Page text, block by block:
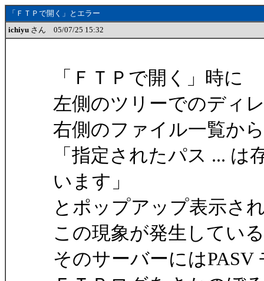
「ＦＴＰで開く」とエラー
ichiyu さん 05/07/25 15:32
「ＦＴＰで開く」時に
左側のツリーでのディ
右側のファイル一覧か
「指定されたパス ...
います」
とポップアップ表示さ
この現象が発生してい
そのサーバーには